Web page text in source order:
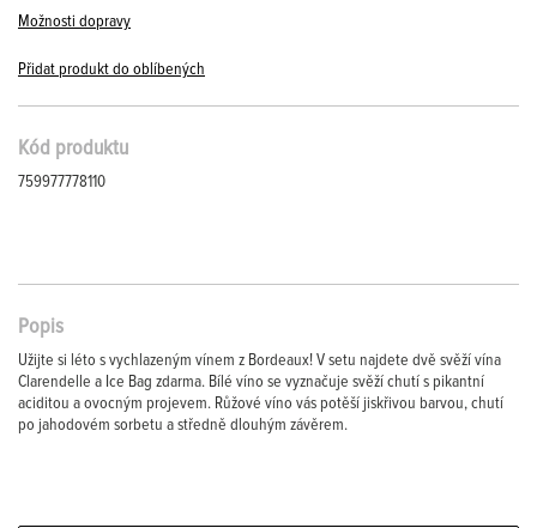
Možnosti dopravy
Přidat produkt do oblíbených
Kód produktu
759977778110
Popis
Užijte si léto s vychlazeným vínem z Bordeaux! V setu najdete dvě svěží vína
Clarendelle a Ice Bag zdarma. Bílé víno se vyznačuje svěží chutí s pikantní
aciditou a ovocným projevem. Růžové víno vás potěší jiskřivou barvou, chutí
po jahodovém sorbetu a středně dlouhým závěrem.